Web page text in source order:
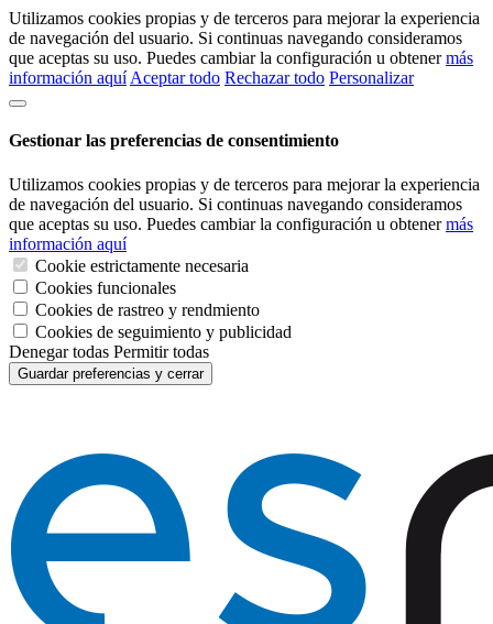
Utilizamos cookies propias y de terceros para mejorar la experiencia
de navegación del usuario. Si continuas navegando consideramos
que aceptas su uso. Puedes cambiar la configuración u obtenermás
información aquí Aceptar todo Rechazar todo Personalizar
Gestionar las preferencias de consentimiento
Utilizamos cookies propias y de terceros para mejorar la experiencia
de navegación del usuario. Si continuas navegando consideramos
que aceptas su uso. Puedes cambiar la configuración u obtenermás
información aquí
Cookie estrictamente necesaria
Cookies funcionales
Cookies de rastreo y rendmiento
Cookies de seguimiento y publicidad
Denegar todas Permitir todas
Guardar preferencias y cerrar